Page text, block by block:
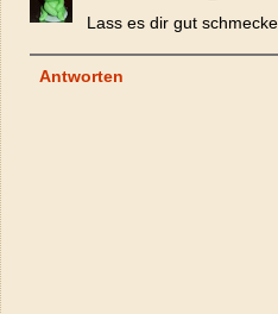
Lass es dir gut
Antworten